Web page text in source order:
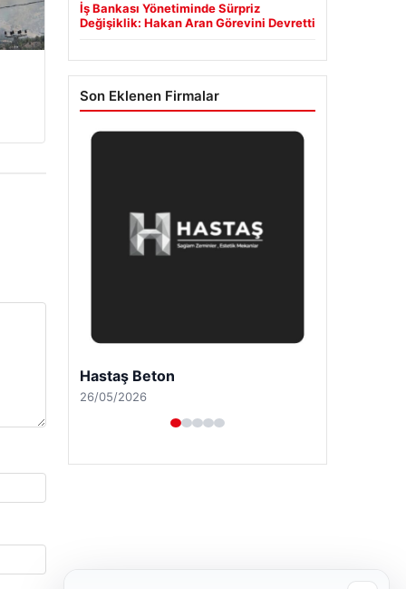
İş Bankası Yönetiminde Sürpriz
Değişiklik: Hakan Aran Görevini Devretti
Son Eklenen Firmalar
Enes Kaplan Avukatlık Bürosu
28/04/2026